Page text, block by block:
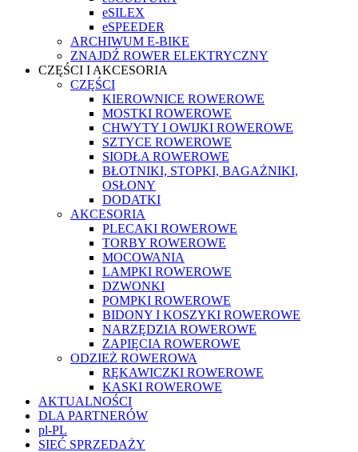
eSILEX
eSPEEDER
ARCHIWUM E-BIKE
ZNAJDŹ ROWER ELEKTRYCZNY
CZĘŚCI I AKCESORIA
CZĘŚCI
KIEROWNICE ROWEROWE
MOSTKI ROWEROWE
CHWYTY I OWIJKI ROWEROWE
SZTYCE ROWEROWE
SIODŁA ROWEROWE
BŁOTNIKI, STOPKI, BAGAŻNIKI,
OSŁONY
DODATKI
AKCESORIA
PLECAKI ROWEROWE
TORBY ROWEROWE
MOCOWANIA
LAMPKI ROWEROWE
DZWONKI
POMPKI ROWEROWE
BIDONY I KOSZYKI ROWEROWE
NARZĘDZIA ROWEROWE
ZAPIĘCIA ROWEROWE
ODZIEŻ ROWEROWA
RĘKAWICZKI ROWEROWE
KASKI ROWEROWE
AKTUALNOŚCI
DLA PARTNERÓW
pl-PL
SIEĆ SPRZEDAŻY